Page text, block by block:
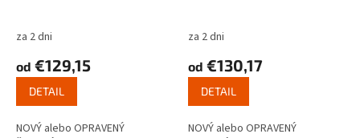
za 2 dni
od €129,15
DETAIL
NOVÝ alebo OPRAVENÝ
za 2 dni
od €130,17
DETAIL
NOVÝ alebo OPRAVENÝ